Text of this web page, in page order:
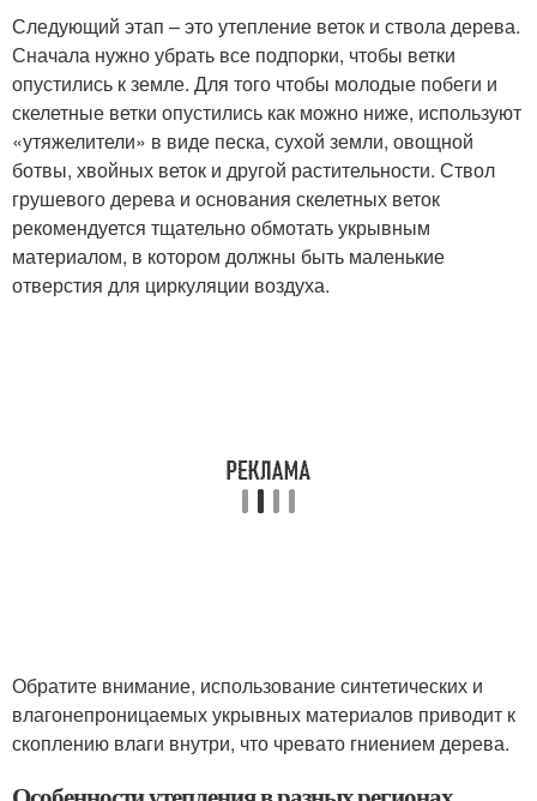
Следующий этап – это утепление веток и ствола дерева.
Сначала нужно убрать все подпорки, чтобы ветки
опустились к земле. Для того чтобы молодые побеги и
скелетные ветки опустились как можно ниже, используют
«утяжелители» в виде песка, сухой земли, овощной
ботвы, хвойных веток и другой растительности. Ствол
грушевого дерева и основания скелетных веток
рекомендуется тщательно обмотать укрывным
материалом, в котором должны быть маленькие
отверстия для циркуляции воздуха.
Обратите внимание, использование синтетических и
влагонепроницаемых укрывных материалов приводит к
скоплению влаги внутри, что чревато гниением дерева.